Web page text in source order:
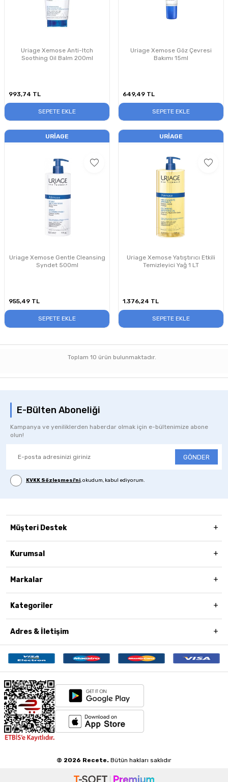
Uriage Xemose Anti-Itch
Soothing Oil Balm 200ml
993,74 TL
SEPETE EKLE
Uriage Xemose Göz Çevresi
Bakımı 15ml
649,49 TL
SEPETE EKLE
URIAGE
Uriage Xemose Gentle Cleansing
Syndet 500ml
955,49 TL
SEPETE EKLE
URIAGE
Uriage Xemose Yatıştırıcı Etkili
Temizleyici Yağ 1 LT
1.376,24 TL
SEPETE EKLE
Toplam 10 ürün bulunmaktadır.
E-Bülten Aboneliği
Kampanya ve yeniliklerden haberdar olmak için e-bültenimize abone
olun!
GÖNDER
KVKK Sözleşmesi'ni, okudum, kabul ediyorum.
Müşteri Destek
Kurumsal
Markalar
Kategoriler
Adres & İletişim
© 2026 Recete. Bütün hakları saklıdır